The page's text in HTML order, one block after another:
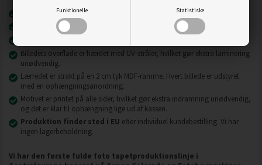
Funktionelle Statistiske
Nyeste printteknologi
Billeder på lærred er modstandsdygtige over for slid, ridser og snavs.
Billedets overflade er hærdet med UV-stråler, hvilket gør ekstra laminering
unødvendig.
Lærredet er strakt på en 2 cm tyk MDF-ramme. Hvert billede er udstyret
med en ophængningsanordning.
Motivet er printet på alle sider, hvilket gør ekstra indramning unødvendig,
og det er klar til ophængning lige ud af kassen.
Produktion finder sted i EU efter individuel kundebestilling. Vi har
ingen lagerbeholdning.
Vi har den første fulde foto tapetproduktionslinje i